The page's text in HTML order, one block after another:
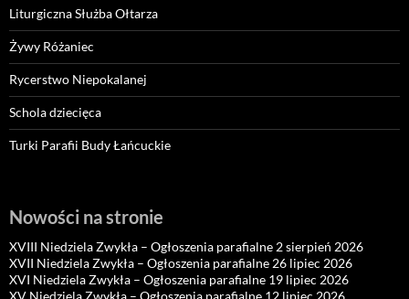
Liturgiczna Służba Ołtarza
Żywy Różaniec
Rycerstwo Niepokalanej
Schola dziecięca
Turki Parafii Budy Łańcuckie
Nowości na stronie
XVIII Niedziela Zwykła – Ogłoszenia parafialne 2 sierpień 2026
XVII Niedziela Zwykła – Ogłoszenia parafialne 26 lipiec 2026
XVI Niedziela Zwykła – Ogłoszenia parafialne 19 lipiec 2026